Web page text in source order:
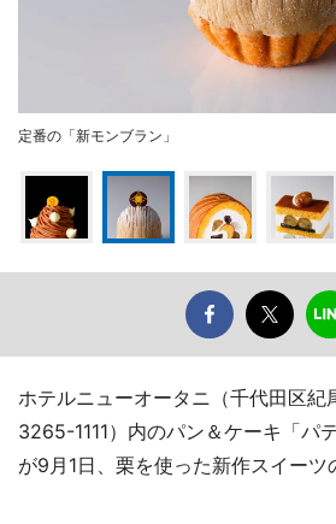
定番の「新モンブラン」
ホテルニューオータニ（千代田区
3265-1111）内のパン＆ケーキ「パ
が9月1日、栗を使った新作スイーツ